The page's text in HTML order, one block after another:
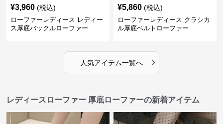
¥3,960 (税込)
ローファーレディース レディー
ス厚底バックルローファー
¥5,860 (税込)
ローファーレディース クラシカ
ル厚底ベルトローファー
人気アイテム一覧へ ›
レディースローファー 厚底ローファーの新着アイテム